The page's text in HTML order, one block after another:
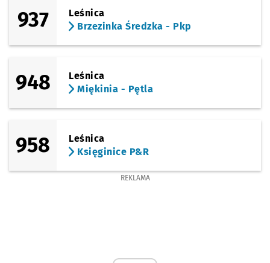
Lutynia Osiedle
937
Leśnica
Brzezinka Średzka - Pkp
948
Leśnica
Miękinia - Pętla
958
Leśnica
Księginice P&R
REKLAMA